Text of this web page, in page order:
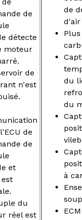
de
détecte
moteur
de
n'est
de
de
et
est
du
réel est
de
d'air
du
du
à
ECM